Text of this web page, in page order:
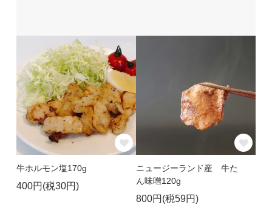
牛ホルモン塩170g
400円(税30円)
ニュージーランド産 牛た
ん味噌120g
800円(税59円)